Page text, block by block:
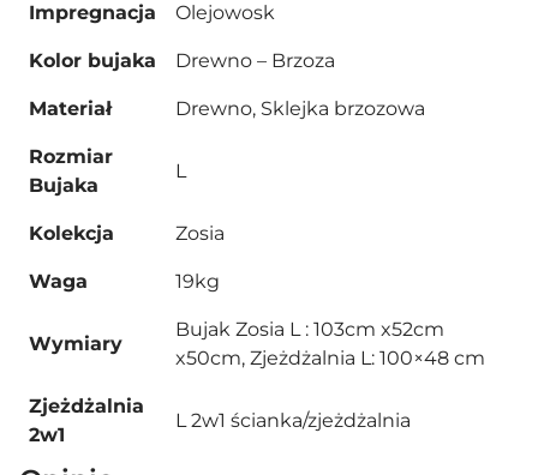
Impregnacja Olejowosk
Kolor bujaka Drewno – Brzoza
Materiał Drewno, Sklejka brzozowa
Rozmiar
Bujaka
L
Kolekcja Zosia
Waga 19kg
Wymiary
Bujak Zosia L : 103cm x52cm
x50cm, Zjeżdżalnia L: 100×48 cm
Zjeżdżalnia
2w1
L 2w1 ścianka/zjeżdżalnia
Dodano do koszyka
PRZEJDŹ DO KOSZYKA